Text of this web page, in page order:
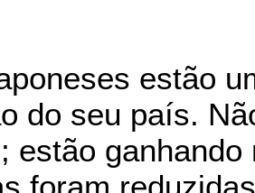
estão
do seu país.
estão